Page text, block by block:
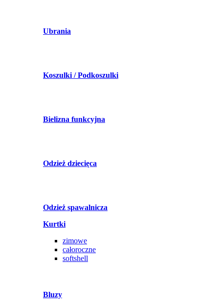
Ubrania
Koszulki / Podkoszulki
Bielizna funkcyjna
Odzież dziecięca
Odzież spawalnicza
Kurtki
zimowe
całoroczne
softshell
Bluzy